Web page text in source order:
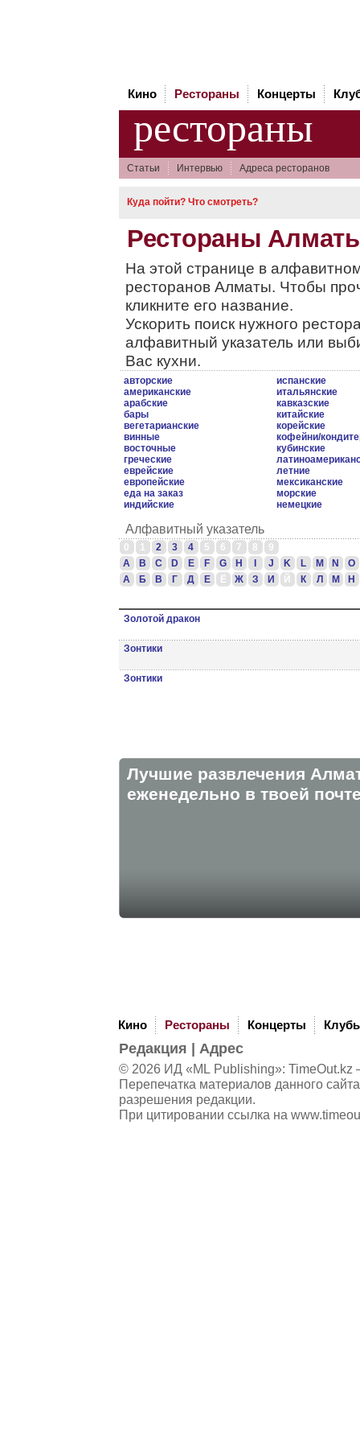
Кино Рестораны Концерты
рестораны
Статьи Интервью Адреса ресторанов
Куда пойти? Что смотреть?
Рестораны
На этой странице в
ресторанов Алматы. Чтобы
кликните его название.
Ускорить поиск нужного
алфавитный указатель или
Вас кухни.
авторские
американские
арабские
бары
вегетарианские
винные
восточные
греческие
еврейские
европейские
еда на заказ
индийские
испанские
итальянские
кавказские
китайские
корейские
кофейни/
кубинские
летние
мексиканские
морские
немецкие
Алфавитный указатель
0 1 2 3 4 5 6 7 8
9
A
B C D E F G H J K L M N
O
А
Б В Г Д Е Ё Ж З И Й К Л М Н
Золотой дракон
Зонтики
Зонтики
Лучшие развлечения
eженедельно в твоей
Кино Рестораны Концерты
Редакция Адрес
© 2026 ИД «ML Publishing»: TimeOut.kz
Перепечатка материалов данного
разрешения редакции.
При цитировании ссылка на